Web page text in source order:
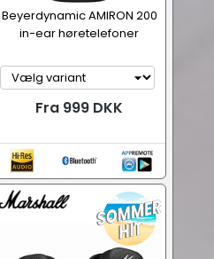
Beyerdynamic AMIRON 200
in-ear høretelefoner
Fra 999 DKK